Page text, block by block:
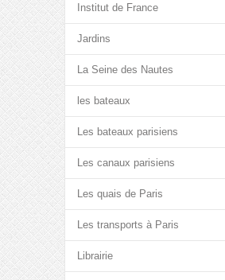
Institut de France
Jardins
La Seine des Nautes
les bateaux
Les bateaux parisiens
Les canaux parisiens
Les quais de Paris
Les transports à Paris
Librairie